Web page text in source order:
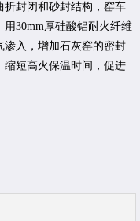
封闭和砂封结构，窑车
30mm厚硅酸铝耐火纤维
渗入，增加石灰窑的密封
缩短高火保温时间，促进